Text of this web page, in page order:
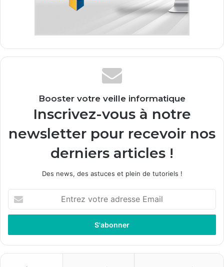
Booster votre veille informatique
Inscrivez-vous à notre
newsletter pour recevoir nos
derniers articles !
Des news, des astuces et plein de tutoriels !
t
e
z